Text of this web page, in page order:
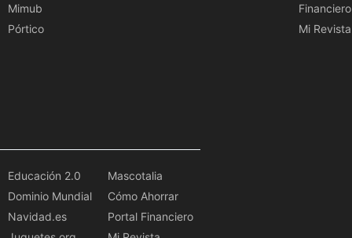
Mimub
Pórtico
Financiero
Mi Revista
Educación 2.0
Dominio Mundial
Navidad.es
Mascotalia
Cómo Ahorrar
Portal Financiero